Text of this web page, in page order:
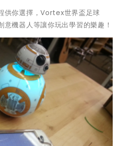
供你選擇，Vortex世界盃足球
機器人等讓你玩出學習的樂趣！